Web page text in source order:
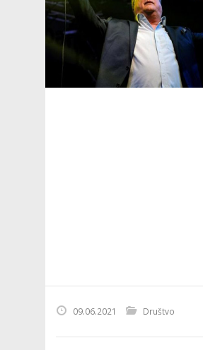
09.06.2021 Društvo